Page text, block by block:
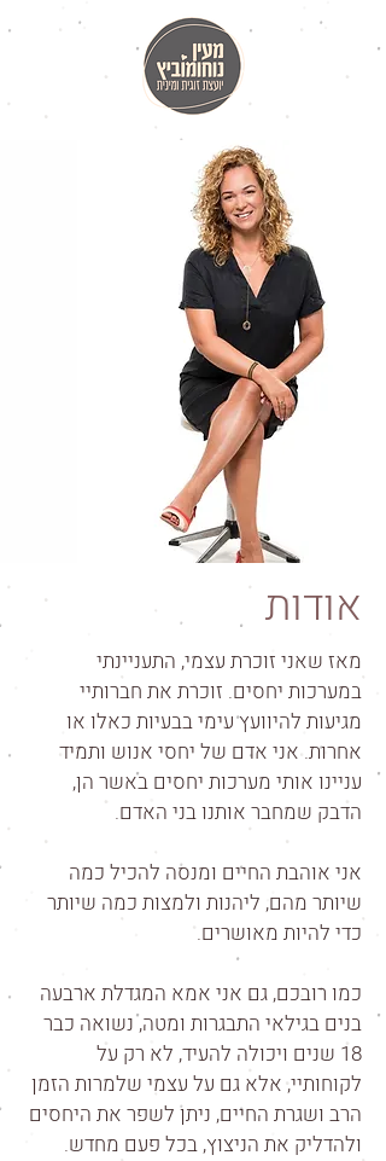
אודות
מאז שאני זוכרת עצמי, התעניינתי
במערכות יחסים. זוכרת את חברותיי
מגיעות להיוועץ עימי בבעיות כאלו או
אחרות. אני אדם של יחסי אנוש ותמיד
עניינו אותי מערכות יחסים באשר הן,
הדבק שמחבר אותנו בני האדם.
אני אוהבת החיים ומנסה להכיל כמה
שיותר מהם, ליהנות ולמצות כמה שיותר
כדי להיות מאושרים.
כמו רובכם, גם אני אמא המגדלת ארבעה
בנים בגילאי התבגרות ומטה, נשואה כבר
18 שנים ויכולה להעיד, לא רק על
לקוחותיי, אלא גם על עצמי שלמרות הזמן
הרב ושגרת החיים, ניתן לשפר את היחסים
ולהדליק את הניצוץ, בכל פעם מחדש.